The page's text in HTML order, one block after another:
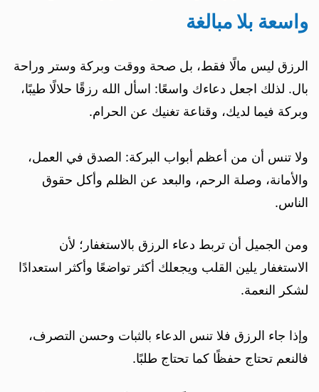
واسعة بلا مبالغة
الرزق ليس مالًا فقط، بل صحة ووقت وبركة وستر وراحة
بال. لذلك اجعل دعاءك واسعًا: اسأل الله رزقًا حلالًا طيبًا،
وبركة فيما لديك، وقناعة تغنيك عن الحرام.
ولا تنس أن من أعظم أبواب البركة: الصدق في العمل،
والأمانة، وصلة الرحم، والبعد عن الظلم وأكل حقوق
الناس.
ومن الجميل أن تربط دعاء الرزق بالاستغفار؛ لأن
الاستغفار يلين القلب ويجعلك أكثر تواضعًا وأكثر استعدادًا
لشكر النعمة.
وإذا جاء الرزق فلا تنس الدعاء بالثبات وحسن التصرف،
فالنعم تحتاج حفظًا كما تحتاج طلبًا.